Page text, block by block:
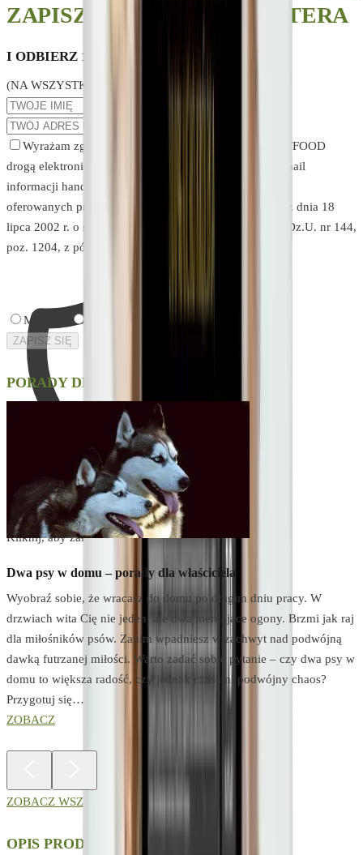
ZAPISZ SIĘ DO NEWSLETTERA
I ODBIERZ 10% RABATU!
(NA WSZYSTKIE KARMY SUCHE DLA PSA I KOTA)
Wyrażam zgodę na otrzymywanie od LINCOLN PETFOOD
drogą elektroniczną na wskazany przeze mnie adres e-mail
informacji handlowych, dotyczących produktów i usług
oferowanych przez LINCOLN – w rozumieniu Ustawy z dnia 18
lipca 2002 r. o świadczeniu usług drogą elektroniczną (Dz.U. nr 144,
poz. 1204, z późn. zm.).
Weryfikacja bezpieczeństwa
Kliknij, aby załadować
Mam psa
ZAPISZ SIĘ
PORADY DLA OPIEKUNÓW PSÓW
Dwa psy w domu – porady dla właściciela
Wyobraź sobie, że wracasz do domu po długim dniu pracy. W
drzwiach wita Cię nie jeden, ale dwa merdające ogony. Brzmi jak raj
dla miłośników psów. Zanim wpadniesz w zachwyt nad podwójną
dawką futrzanej miłości. Warto zadać sobie pytanie – czy dwa psy w
domu to większa radość, czy jednak czasami podwójny chaos?
Przygotuj się…
ZOBACZ
ZOBACZ WSZYSTKIE PORADY
OPIS PRODUKTU